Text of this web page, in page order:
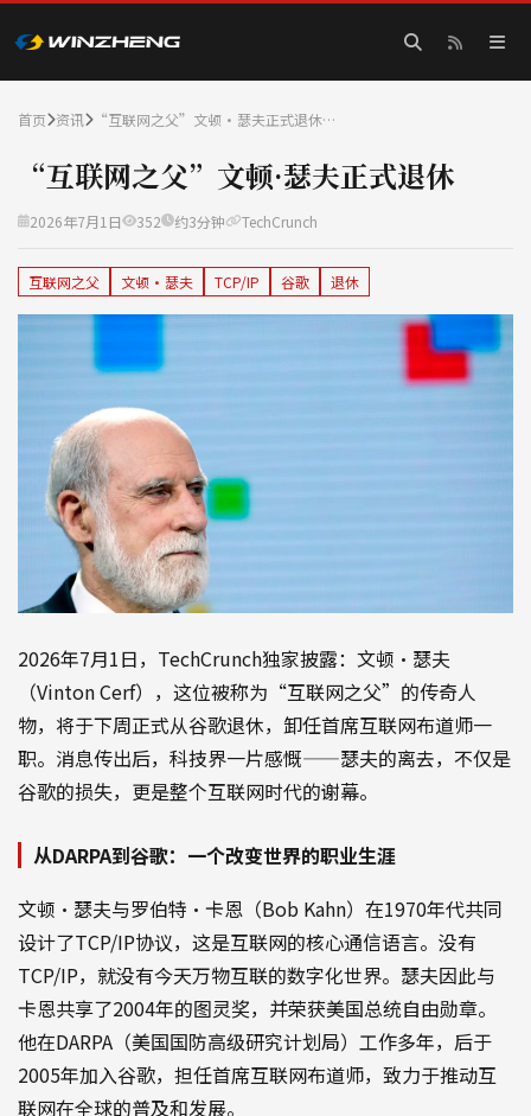
首页 资讯 “互联网之父”文顿·瑟夫正式退休…
“互联网之父”文顿·瑟夫正式退休
2026年7月1日 352 约3分钟 TechCrunch
互联网之父 文顿·瑟夫 TCP/IP 谷歌 退休
2026年7月1日，TechCrunch独家披露：文顿·瑟夫
（Vinton Cerf），这位被称为“互联网之父”的传奇人
物，将于下周正式从谷歌退休，卸任首席互联网布道师一
职。消息传出后，科技界一片感慨——瑟夫的离去，不仅是
谷歌的损失，更是整个互联网时代的谢幕。
从DARPA到谷歌：一个改变世界的职业生涯
文顿·瑟夫与罗伯特·卡恩（Bob Kahn）在1970年代共同
设计了TCP/IP协议，这是互联网的核心通信语言。没有
TCP/IP，就没有今天万物互联的数字化世界。瑟夫因此与
卡恩共享了2004年的图灵奖，并荣获美国总统自由勋章。
他在DARPA（美国国防高级研究计划局）工作多年，后于
2005年加入谷歌，担任首席互联网布道师，致力于推动互
联网在全球的普及和发展。